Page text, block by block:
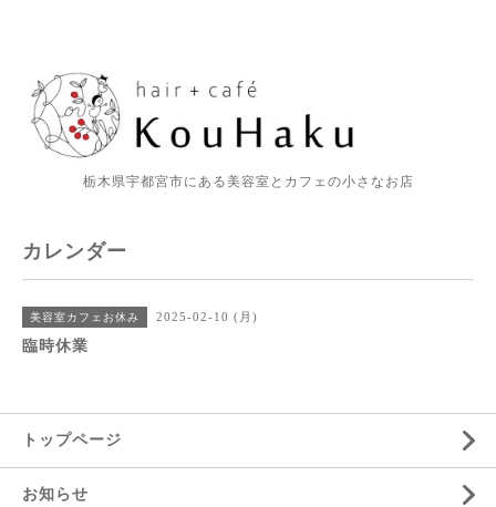
栃木県宇都宮市にある美容室とカフェの小さなお店
カレンダー
美容室カフェお休み 2025-02-10 (月)
臨時休業
トップページ
お知らせ